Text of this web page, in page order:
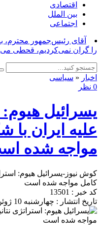
اقتصادی
بین الملل
اجتماعی
آقای رئیس‌جمهور محترم،
را گران نمی‌کردیم، قحطی
اخبار « سیاسی
0 نظر
یسرائیل هیوم:
علیه ایران
مواجه شده
کوش نیوز-یسرائیل هیوم:
کامل مواجه شده است
کد خبر : 13501
تاریخ انتشار : چهارشنبه 10 ژوئن 2026 - 19:05